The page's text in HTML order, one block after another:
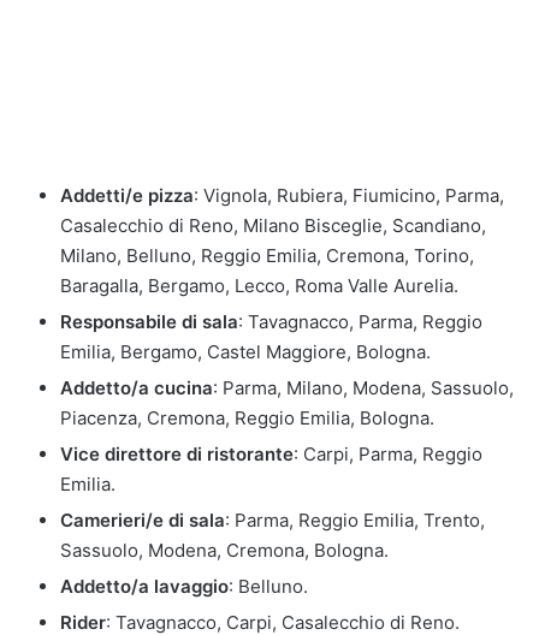
Addetti/e pizza: Vignola, Rubiera, Fiumicino, Parma,
Casalecchio di Reno, Milano Bisceglie, Scandiano,
Milano, Belluno, Reggio Emilia, Cremona, Torino,
Baragalla, Bergamo, Lecco, Roma Valle Aurelia.
Responsabile di sala: Tavagnacco, Parma, Reggio
Emilia, Bergamo, Castel Maggiore, Bologna.
Addetto/a cucina: Parma, Milano, Modena, Sassuolo,
Piacenza, Cremona, Reggio Emilia, Bologna.
Vice direttore di ristorante: Carpi, Parma, Reggio
Emilia.
Camerieri/e di sala: Parma, Reggio Emilia, Trento,
Sassuolo, Modena, Cremona, Bologna.
Addetto/a lavaggio: Belluno.
Rider: Tavagnacco, Carpi, Casalecchio di Reno.